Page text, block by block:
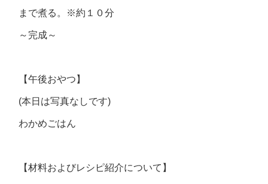
まで煮る。※約１０分
～完成～
【午後おやつ】
(本日は写真なしです)
わかめごはん
【材料およびレシピ紹介について】